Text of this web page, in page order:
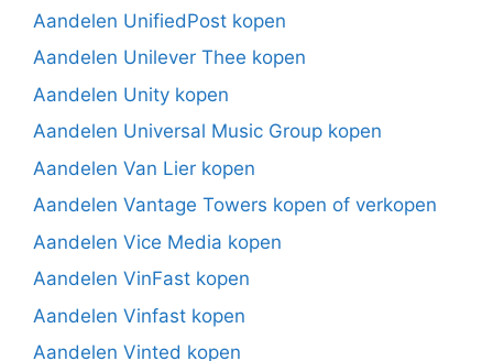
Aandelen UnifiedPost kopen
Aandelen Unilever Thee kopen
Aandelen Unity kopen
Aandelen Universal Music Group kopen
Aandelen Van Lier kopen
Aandelen Vantage Towers kopen of verkopen
Aandelen Vice Media kopen
Aandelen VinFast kopen
Aandelen Vinfast kopen
Aandelen Vinted kopen